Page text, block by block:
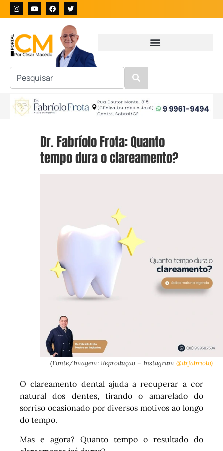
Dr. Fabríolo Frota: Quanto
tempo dura o clareamento?
(Fonte/Imagem: Reprodução – Instagram @drfabriolo)
O clareamento dental ajuda a recuperar a cor
natural dos dentes, tirando o amarelado do
sorriso ocasionado por diversos motivos ao longo
do tempo.
Mas e agora? Quanto tempo o resultado do